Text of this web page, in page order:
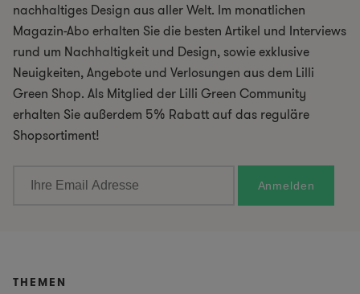
nachhaltiges Design aus aller Welt. Im monatlichen
Magazin-Abo erhalten Sie die besten Artikel und Interviews
rund um Nachhaltigkeit und Design, sowie exklusive
Neuigkeiten, Angebote und Verlosungen aus dem Lilli
Green Shop. Als Mitglied der Lilli Green Community
erhalten Sie außerdem 5% Rabatt auf das reguläre
Shopsortiment!
THEMEN